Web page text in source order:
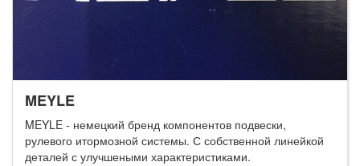
MEYLE
MEYLE - немецкий бренд компонентов подвески,
рулевого итормозной системы. С собственной линейкой
деталей с улучшеными характеристиками.